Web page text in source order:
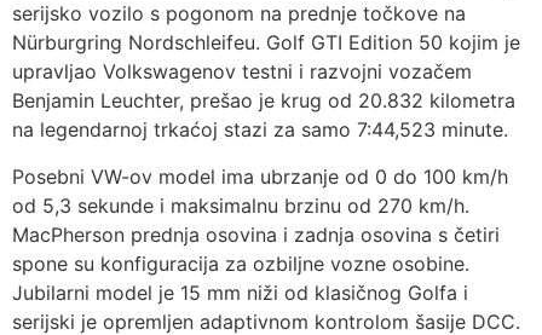
serijsko vozilo s pogonom na prednje točkove na
Nürburgring Nordschleifeu. Golf GTI Edition 50 kojim je
upravljao Volkswagenov testni i razvojni vozačem
Benjamin Leuchter, prešao je krug od 20.832 kilometra
na legendarnoj trkaćoj stazi za samo 7:44,523 minute.
Posebni VW-ov model ima ubrzanje od 0 do 100 km/h
od 5,3 sekunde i maksimalnu brzinu od 270 km/h.
MacPherson prednja osovina i zadnja osovina s četiri
spone su konfiguracija za ozbiljne vozne osobine.
Jubilarni model je 15 mm niži od klasičnog Golfa i
serijski je opremljen adaptivnom kontrolom šasije DCC.